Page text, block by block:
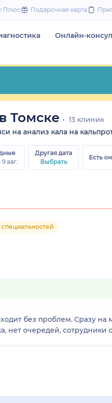
to
Плюс Подарочная карта
Онлайн-
Томске
13 клиник
на анализ кала на
9 авг.
Другая дата
Выбрать
Есть
специальностей
без проблем. Сразу
нет очередей, сотрудники